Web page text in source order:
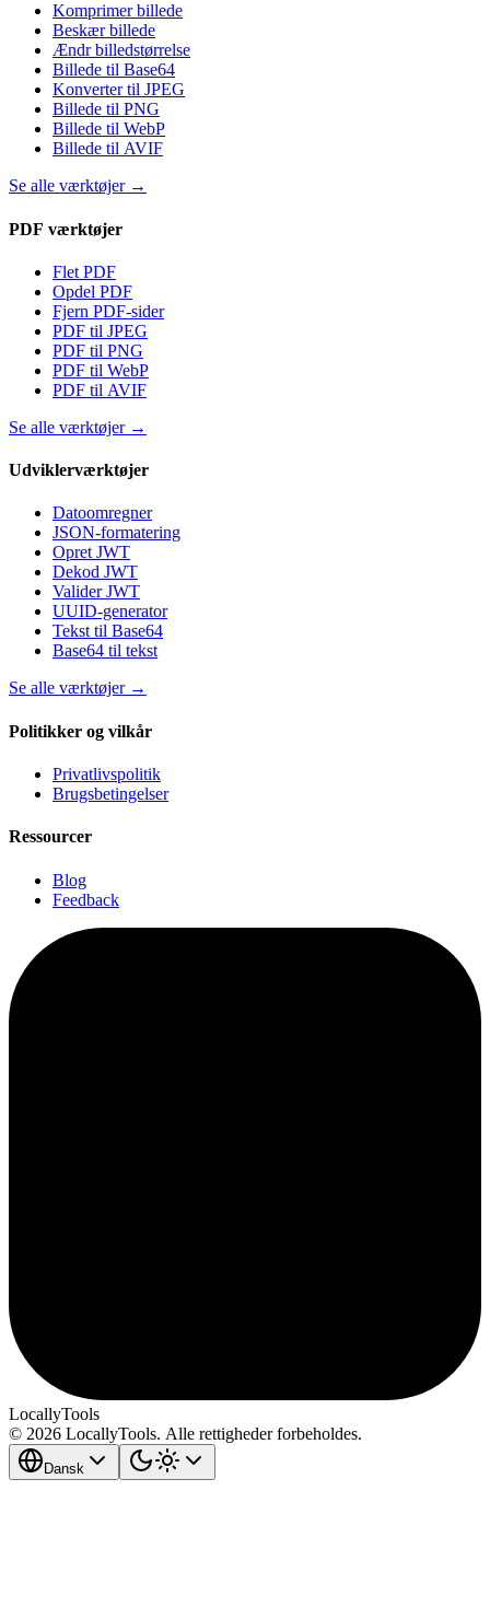
Komprimer billede
Beskær billede
Ændr billedstørrelse
Billede til Base64
Konverter til JPEG
Billede til PNG
Billede til WebP
Billede til AVIF
Se alle værktøjer→
PDF værktøjer
Flet PDF
Opdel PDF
Fjern PDF-sider
PDF til JPEG
PDF til PNG
PDF til WebP
PDF til AVIF
Se alle værktøjer→
Udviklerværktøjer
Datoomregner
JSON-formatering
Opret JWT
Dekod JWT
Valider JWT
UUID-generator
Tekst til Base64
Base64 til tekst
Se alle værktøjer→
Politikker og vilkår
Privatlivspolitik
Brugsbetingelser
Ressourcer
Blog
Feedback
LocallyTools
© 2026 LocallyTools. Alle rettigheder forbeholdes.
Dansk